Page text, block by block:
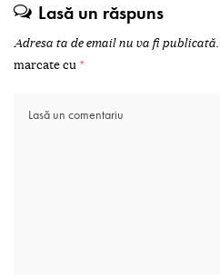
Lasă un răspuns
Adresa ta de email nu va fi publicată.
marcate cu *